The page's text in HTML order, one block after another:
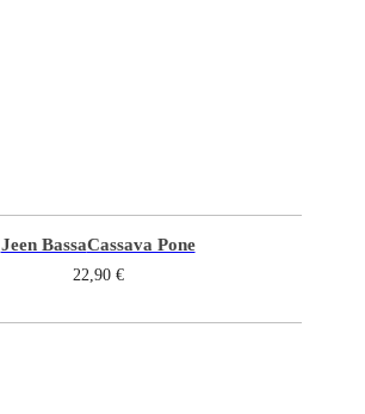
Jeen BassaCassava Pone
22,90 €